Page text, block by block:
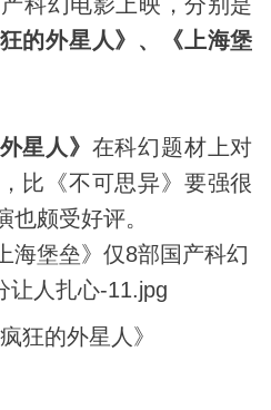
的外星人 》、《上海堡
星人》 在科幻题材上对
比《不可思异》要强很
也颇受好评。
狂的外星人》